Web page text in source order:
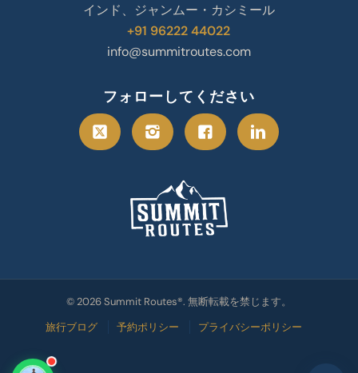
インド、ジャンムー・カシミール
+91 96222 44022
info@summitroutes.com
フォローしてください
© 2026 Summit Routes®. 無断転載を禁じます。
旅行ブログ
予約ポリシー プライバシーポリシー